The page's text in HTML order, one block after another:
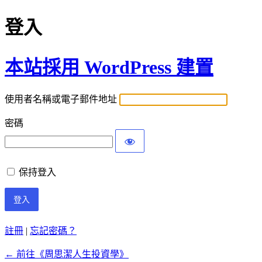
登入
本站採用 WordPress 建置
使用者名稱或電子郵件地址
密碼
保持登入
註冊 | 忘記密碼？
← 前往《周思潔人生投資學》